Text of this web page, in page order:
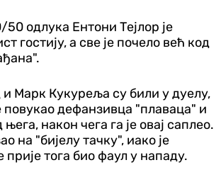
одлука Ентони Тејлор је
гостију, а све је почело већ код
Марк Кукуреља су били у дуелу,
дефанзивца "плаваца" и
након чега га је овај саплео.
на "бијелу тачку", иако је
прије тога био фаул у нападу.